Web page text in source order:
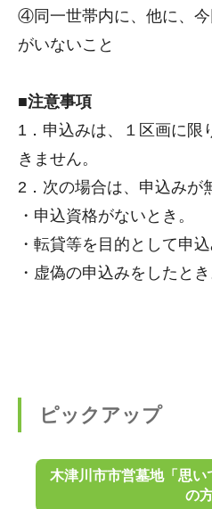
④同一世帯内に、他に、
がいないこと
■注意事項
1．申込みは、１区画に限
きません。
2．次の場合は、申込みが
・申込資格がないとき。
・転貸等を目的として申
・虚偽の申込みをしたとき
ピックアップ
木津川市市営墓地「思い
の